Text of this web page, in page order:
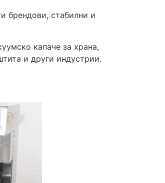
брендови, стабилни и
капаче за храна,
и други индустрии.